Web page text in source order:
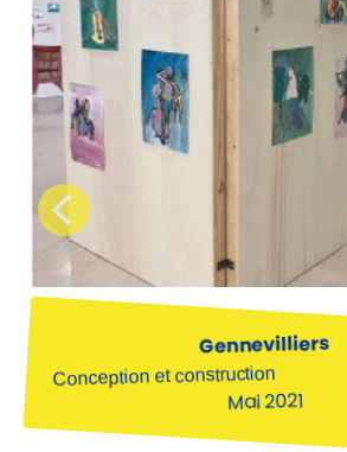
Gennevilliers
Conception et construction
Mai 2021
La Facto
Collège Guy Môquet